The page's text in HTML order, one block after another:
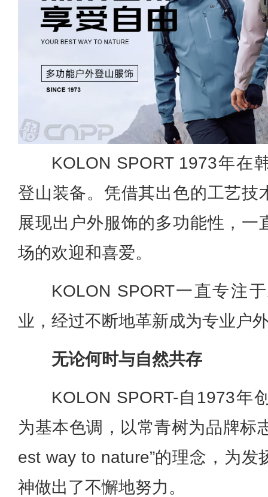
KOLON SPORT 1973年在
登山装备。凭借其出色的工艺技
展现出户外服饰的多功能性，一
场的欢迎和喜爱。
KOLON SPORT一直专注
业，经过不断地革新成为专业户
无论何时与自然共存
KOLON SPORT-自1973年
为基本色调，以常青树为品牌标
est way to nature”的理念，为发
神做出了不懈地努力。